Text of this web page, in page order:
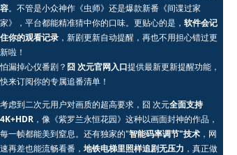
容。不管是小众神作《虫师》还是爆款新番《间谍过家
家》，平台都能精准猜中你的口味。更贴心的是， 软件会记
住你的观看记录 ，新剧更新自动提醒，再也不用担心错过更
新啦！
怕漏掉心仪番剧？ 囧 次元官网入口提供最新更新提醒功能，
快来订阅你的专属追番清单！
考虑到二次元用户对画质的超高要求，囧 次元全面支持
4K+HDR ，像《紫罗兰永恒花园》这种以画面封神的作品，
每一帧都能美到窒息。还有独家的"智能码率调节"技术 ，网
速再差也能流畅看番， 地铁电梯里照样追剧无压力 ，真正做